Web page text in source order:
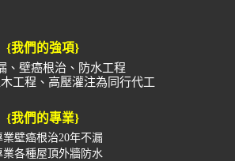
{我們的強項}
、壁癌根治、防水工程
工程、高壓灌注為同行代工
{我們的專業}
壁癌根治20年不漏
各種屋頂外牆防水